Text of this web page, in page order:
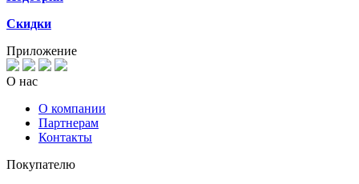
Скидки
Приложение
О нас
О компании
Партнерам
Контакты
Покупателю